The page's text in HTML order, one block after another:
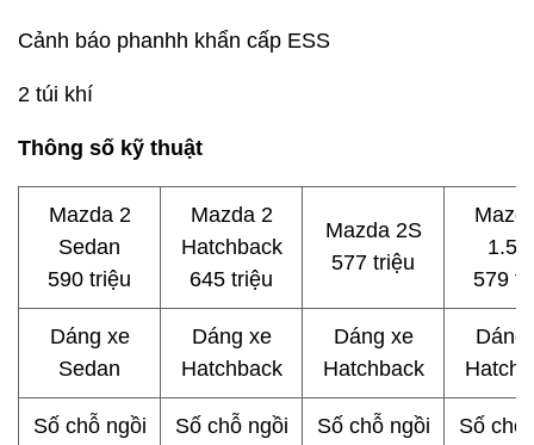
Cảnh báo phanhh khẩn cấp ESS
2 túi khí
Thông số kỹ thuật
Mazda 2
Sedan
590 triệu
Mazda 2
Hatchback
645 triệu
Mazda 2S
577 triệu
579
Dáng xe
Sedan
Dáng xe
Hatchback
Dáng xe
Hatchback
Dáng
Số chỗ ngồi
Số chỗ ngồi
Số chỗ ngồi
Số chỗ